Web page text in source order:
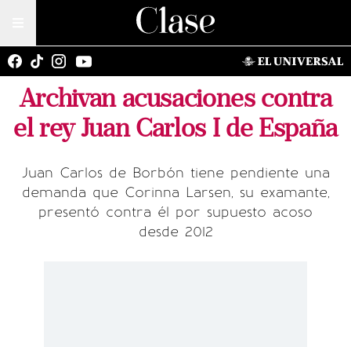
Archivan acusaciones contra
el rey Juan Carlos I de España
Juan Carlos de Borbón tiene pendiente una
demanda que Corinna Larsen, su examante,
presentó contra él por supuesto acoso
desde 2012